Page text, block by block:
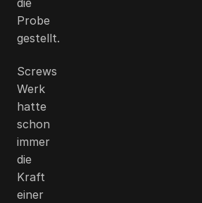
Probe
gestellt.
Screws
Werk
hatte
schon
immer
die
Kraft
einer